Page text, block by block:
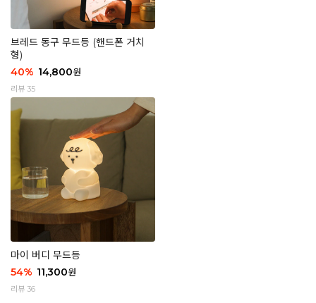
브레드 동구 무드등 (핸드폰 거치
형)
40% 14,800원
리뷰 35
마이 버디 무드등
54% 11,300원
리뷰 36